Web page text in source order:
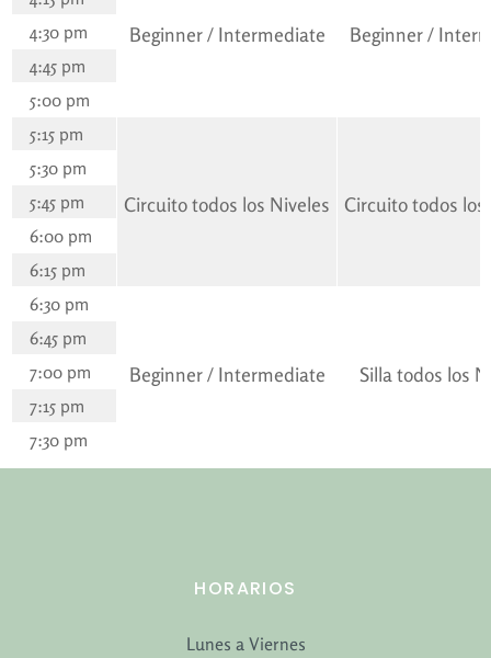
Beginner / Intermediate Beginner /
4:30 pm
4:45 pm
5:00 pm
5:15 pm
Circuito todos los Niveles Circuito todos los
5:30 pm
5:45 pm
6:00 pm
6:15 pm
6:30 pm
Beginner / Intermediate Silla todos los
6:45 pm
7:00 pm
7:15 pm
7:30 pm
HORARIOS
Lunes a Viernes